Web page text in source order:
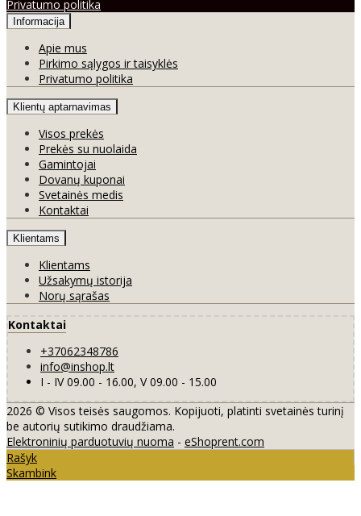
Privatumo politika
Informacija
Apie mus
Pirkimo sąlygos ir taisyklės
Privatumo politika
Klientų aptarnavimas
Visos prekės
Prekės su nuolaida
Gamintojai
Dovanų kuponai
Svetainės medis
Kontaktai
Klientams
Klientams
Užsakymų istorija
Norų sąrašas
Kontaktai
+37062348786
info@inshop.lt
I - IV 09.00 - 16.00, V 09.00 - 15.00
2026 © Visos teisės saugomos. Kopijuoti, platinti svetainės turinį
be autorių sutikimo draudžiama.
Elektroninių parduotuvių nuoma - eShoprent.com
Rašyk
Skambink